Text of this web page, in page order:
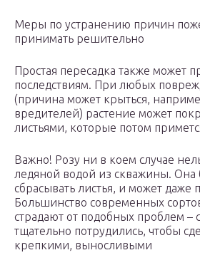
Меры по устранению причин
принимать решительно
Простая пересадка также может
последствиям. При любых
(причина может крыться,
вредителей) растение может
листьями, которые потом
Важно! Розу ни в коем случае
ледяной водой из скважины. Она
сбрасывать листья, и может даже
Большинство современных
страдают от подобных проблем –
тщательно потрудились, чтобы
крепкими, выносливыми